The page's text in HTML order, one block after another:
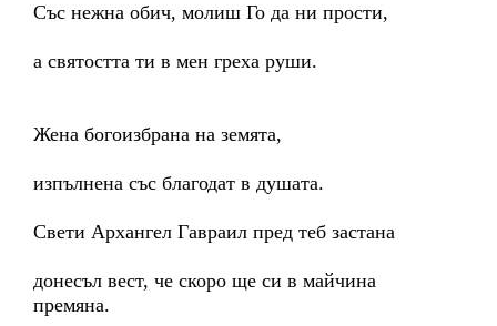
Със нежна обич, молиш Го да ни прости,
а святостта ти в мен греха руши.
Жена богоизбрана на земята,
изпълнена със благодат в душата.
Свети Архангел Гавраил пред теб застана
донесъл вест, че скоро ще си в майчина
премяна.